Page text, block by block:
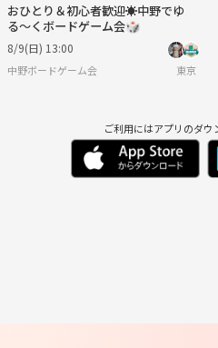
おひとり＆初心者歓迎☀️中野でゆ
る〜くボードゲーム会🎲
8/9(日) 13:00
中野ボードゲーム会 東京
ご利用にはアプリのダウ